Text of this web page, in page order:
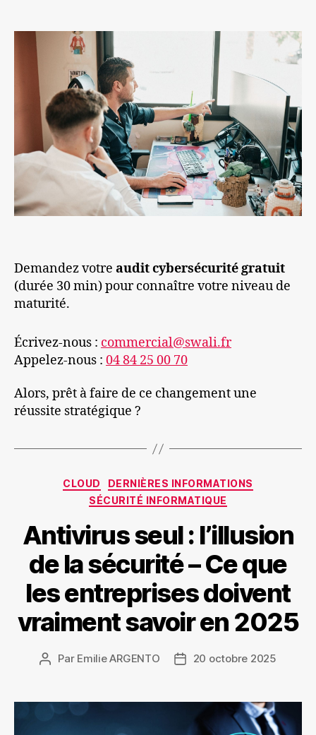
Demandez votre audit cybersécurité gratuit
(durée 30 min) pour connaître votre niveau de
maturité.
Écrivez-nous : commercial@swali.fr
Appelez-nous : 04 84 25 00 70
Alors, prêt à faire de ce changement une
réussite stratégique ?
Catégories
CLOUD
DERNIÈRES INFORMATIONS
SÉCURITÉ INFORMATIQUE
Antivirus seul : l’illusion
de la sécurité – Ce que
les entreprises doivent
vraiment savoir en 2025
Auteur
Par Emilie ARGENTO
Date20 octobre 2025